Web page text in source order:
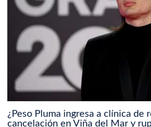
¿Peso Pluma ingresa a clínica de
cancelación en Viña del Mar y